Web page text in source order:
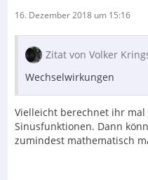
16. Dezember 2018 um 15:16
Zitat von Volker
Wechselwirkungen
Vielleicht berechnet ihr
Sinusfunktionen. Dann
zumindest mathematisch